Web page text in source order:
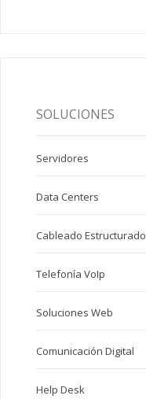
SOLUCIONES
Servidores
Data Centers
Cableado Estructurado
Telefonía VoIp
Soluciones Web
Comunicación Digital
Help Desk